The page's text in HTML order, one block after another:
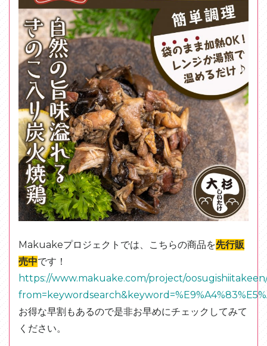
Makuakeプロジェクトでは、こちらの商品を先行販
売中です！
https://www.makuake.com/project/
お得な早割もあるので是非お早めにチェックしてみて
ください。